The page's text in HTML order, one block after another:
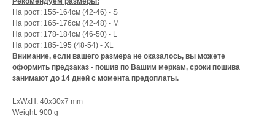
На рост: 155-164см (42-46) - S
На рост: 165-176см (42-48) - М
На рост: 178-184см (46-50) - L
На рост: 185-195 (48-54) - XL
Внимание, если вашего размера не оказалось, вы можете
оформить предзаказ - пошив по Вашим меркам, сроки пошива
занимают до 14 дней с момента предоплаты.
LxWxH: 40x30x7 mm
Weight: 900 g